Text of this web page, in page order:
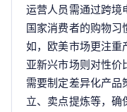
运营人员需通过跨境
国家消费者的购物习
如，欧美市场更注重
亚新兴市场则对性
需要制定差异化产
立、卖点提炼等，确